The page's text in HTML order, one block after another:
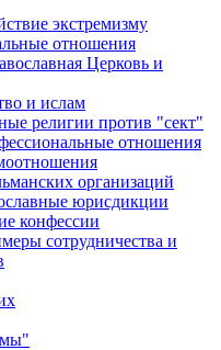
экстремизму
отношения
Церковь и
и ислам
религии против "сект"
отношения
организаций
юрисдикции
конфессии
сотрудничества и